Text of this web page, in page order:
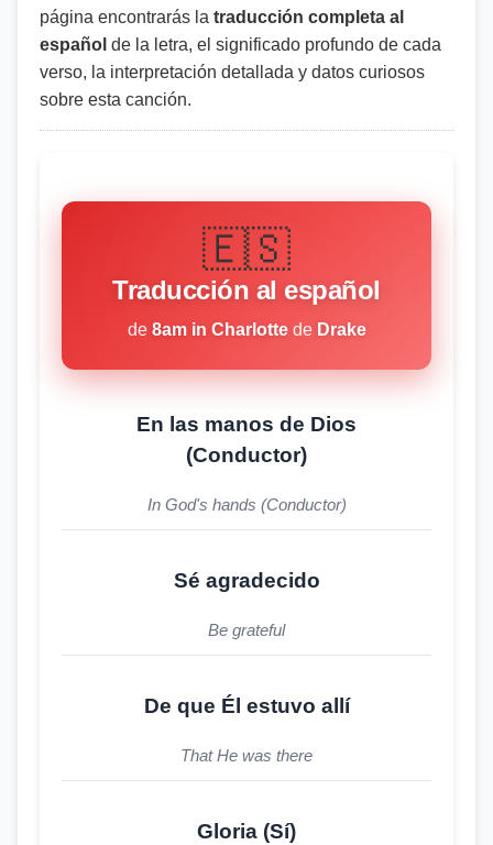
página encontrarás la traducción completa al
español de la letra, el significado profundo de cada
verso, la interpretación detallada y datos curiosos
sobre esta canción.
🇪🇸
Traducción al español
de 8am in Charlottede Drake
En las manos de Dios
(Conductor)
In God's hands (Conductor)
Sé agradecido
Be grateful
De que Él estuvo allí
That He was there
Gloria (Sí)